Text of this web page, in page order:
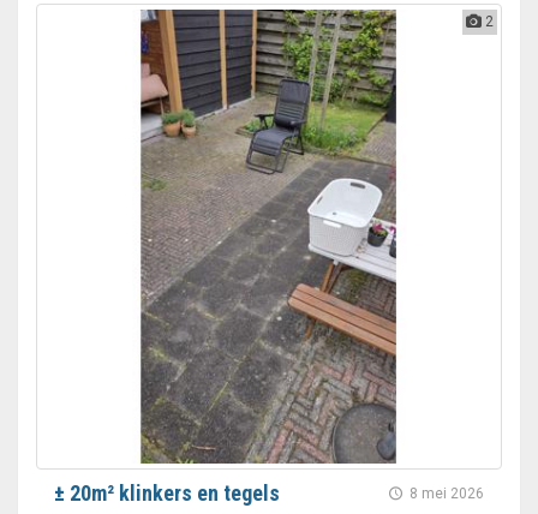
2
8 mei 2026
± 20m² klinkers en tegels